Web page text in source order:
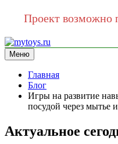
Проект возможно
Перейти
к
содержимому
mytoys.ru
информационный сайт
Меню
Главная
Блог
Игры на развитие
посудой через мытье
Актуальное